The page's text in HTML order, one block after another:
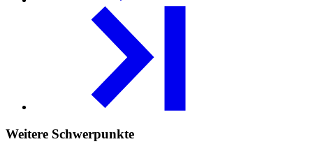
Weitere Schwerpunkte